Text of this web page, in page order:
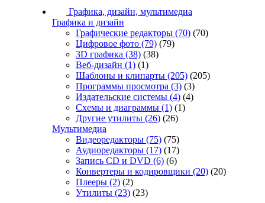
Графика, дизайн, мультимедиа
Графика и дизайн
Графические редакторы (70) (70)
Цифровое фото (79) (79)
3D графика (38) (38)
Веб-дизайн (1) (1)
Шаблоны и клипарты (205) (205)
Программы просмотра (3) (3)
Издательские системы (4) (4)
Схемы и диаграммы (1) (1)
Другие утилиты (26) (26)
Мультимедиа
Видеоредакторы (75) (75)
Аудиоредакторы (17) (17)
Запись CD и DVD (6) (6)
Конвертеры и кодировщики (20) (20)
Плееры (2) (2)
Утилиты (23) (23)